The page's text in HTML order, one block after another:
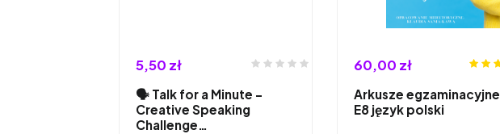
5,50 zł
🗣️ Talk for a Minute –
Creative Speaking
Challenge…
60,00 zł
Arkusze egzaminacyjne
E8 język polski